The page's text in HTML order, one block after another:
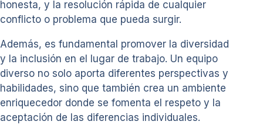
honesta, y la resolución rápida de cualquier
conflicto o problema que pueda surgir.
Además, es fundamental promover la diversidad
y la inclusión en el lugar de trabajo. Un equipo
diverso no solo aporta diferentes perspectivas y
habilidades, sino que también crea un ambiente
enriquecedor donde se fomenta el respeto y la
aceptación de las diferencias individuales.